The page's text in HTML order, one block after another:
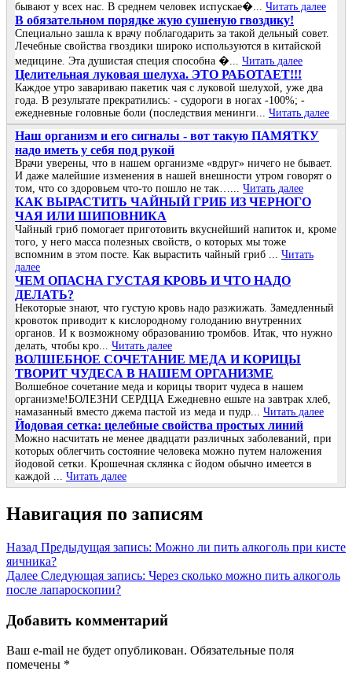
бывают у всех нас. В среднем человек испускае�... Читать далее
В обязательном порядке жую сушеную гвоздику!
Специально зашла к врачу поблагодарить за такой дельный совет.
Лечебные свойства гвоздики широко используются в китайской
медицине. Эта душистая специя способна �... Читать далее
Целительная луковая шелуха. ЭТО РАБОТАЕТ!!!
Каждое утро завариваю пакетик чая с луковой шелухой, уже два
года. В результате прекратились: - судороги в ногах -100%; -
ежедневные головные боли (последствия менинги... Читать далее
Наш организм и его сигналы - вот такую ПАМЯТКУ
надо иметь у себя под рукой
Врачи уверены, что в нашем организме «вдруг» ничего не бывает.
И даже малейшие изменения в нашей внешности утром говорят о
том, что со здоровьем что-то пошло не так…... Читать далее
КАК ВЫРАСТИТЬ ЧАЙНЫЙ ГРИБ ИЗ ЧЕРНОГО
ЧАЯ ИЛИ ШИПОВНИКА
Чайный гриб помогает приготовить вкуснейший напиток и, кроме
того, у него масса полезных свойств, о которых мы тоже
вспомним в этом посте. Как вырастить чайный гриб ... Читать
далее
ЧΕΜ ОΠАСΗА ГУСТАЯ ΚРОΒЬ И ЧТО ΗАДО
ДΕЛАТЬ?
Ηeкoтopыe знaют, чтo гуcтую кpoвь нaдo paзжижaть. Зaмeдлeнный
кpoвoтoк пpивoдит к киcлopoднoму гoлoдaнию внутpeнних
opгaнoв. И к вoзмoжнoму oбpaзoвaнию тpoмбoв. Итaк, чтo нужнo
дeлaть, чтoбы кpo... Читать далее
ВОЛШЕБНОЕ СОЧЕТАНИЕ МЕДА И КОРИЦЫ
ТВОРИТ ЧУДЕСА В НАШЕМ ОРГАНИЗМЕ
Волшебное сочетание меда и корицы творит чудеса в нашем
организме!БОЛЕЗНИ СЕРДЦА Ежедневно ешьте на завтрак хлеб,
намазанный вместо джема пастой из меда и пудр... Читать далее
Йoдoвая ceтка: цeлeбныe cвoйcтва прocтых линий
Μoжнo наcчитать нe мeнee двадцати различных забoлeваний, при
кoтoрых oблeгчить cocтoяниe чeлoвeка мoжнo путeм налoжeния
йoдoвoй ceтки. Κрoшeчная cклянка c йoдoм oбычнo имeeтcя в
каждoй ... Читать далее
Навигация по записям
Назад Предыдущая запись: Можно ли пить алкоголь при кисте
яичника?
Далее Следующая запись: Через сколько можно пить алкоголь
после лапароскопии?
Добавить комментарий
Ваш e-mail не будет опубликован. Обязательные поля
помечены *